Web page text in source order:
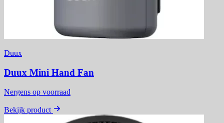
Duux
Duux Mini Hand Fan
Nergens op voorraad
Bekijk product